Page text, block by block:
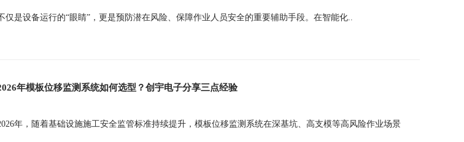
仅是设备运行的“眼睛”，更是预防潜在风险、保障作业人员安全的重要辅助手段。在智能化..
年模板位移监测系统如何选型？创宇电子分享三点经验
年，随着基础设施施工安全监管标准持续提升，模板位移监测系统在深基坑、高支模等高风险作业场景